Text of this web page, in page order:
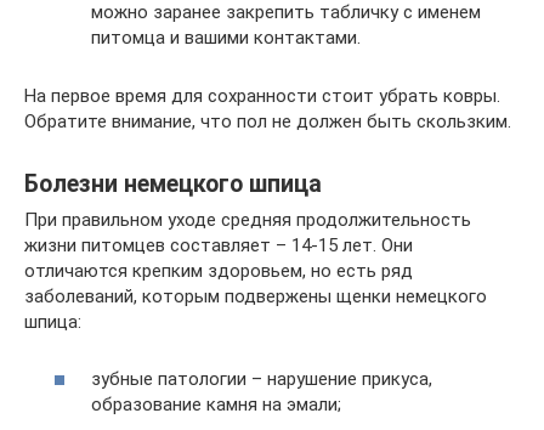
можно заранее закрепить табличку с именем
питомца и вашими контактами.
На первое время для сохранности стоит убрать ковры.
Обратите внимание, что пол не должен быть скользким.
Болезни немецкого шпица
При правильном уходе средняя продолжительность
жизни питомцев составляет – 14-15 лет. Они
отличаются крепким здоровьем, но есть ряд
заболеваний, которым подвержены щенки немецкого
шпица:
зубные патологии – нарушение прикуса,
образование камня на эмали;